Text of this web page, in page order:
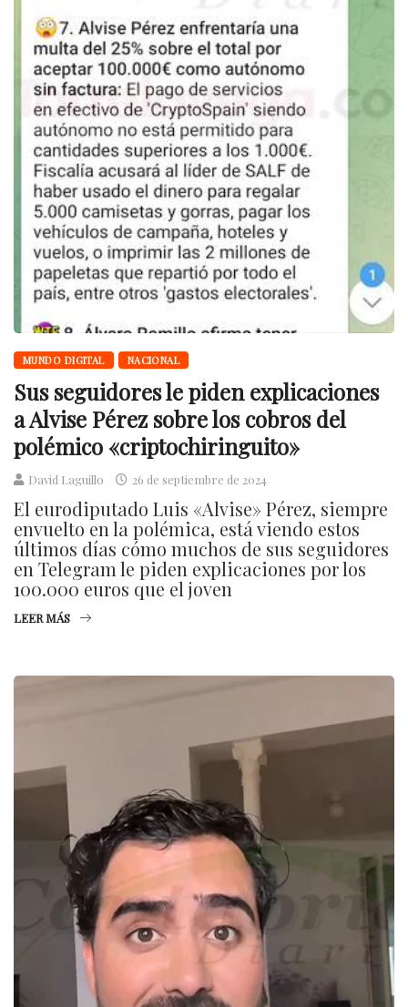
MUNDO DIGITAL NACIONAL
Sus seguidores le piden explicaciones
a Alvise Pérez sobre los cobros del
polémico «criptochiringuito»
David Laguillo 26 de septiembre de 2024
El eurodiputado Luis «Alvise» Pérez, siempre
envuelto en la polémica, está viendo estos
últimos días cómo muchos de sus seguidores
en Telegram le piden explicaciones por los
100.000 euros que el joven
LEER MÁS